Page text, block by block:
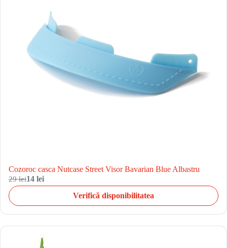
Cozoroc casca Nutcase Street Visor Bavarian Blue Albastru
29 lei14 lei
Verifică disponibilitatea